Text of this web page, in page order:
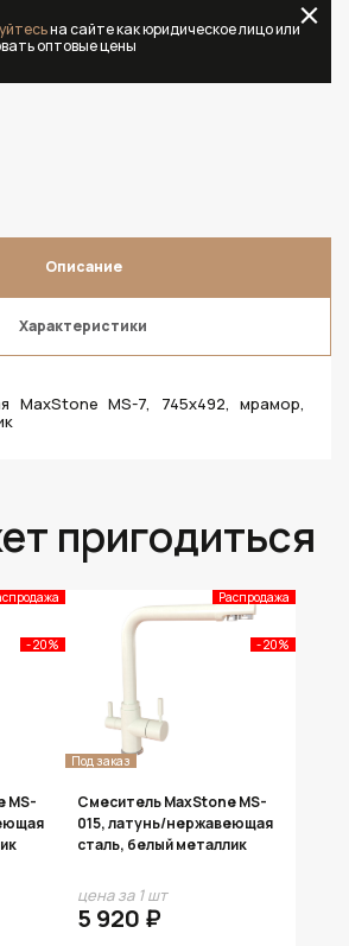
на сайте как юридическое лицо или
оптовые цены
Описание
Характеристики
MaxStone MS-7, 745х492, мрамор,
пригодиться
- 20%
MS-
Под заказ
Распродажа
- 20%
Смеситель MaxStone MS-
015, латунь/нержавеющая
сталь, белый металлик
цена за 1 шт
5 920 ₽